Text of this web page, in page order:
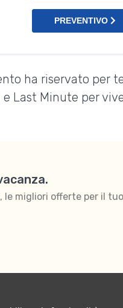
PREVENTIVO
ha riservato per
Last Minute per
le migliori offerte per il tuo